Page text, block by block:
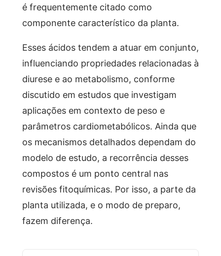
é frequentemente citado como
componente característico da planta.
Esses ácidos tendem a atuar em conjunto,
influenciando propriedades relacionadas à
diurese e ao metabolismo, conforme
discutido em estudos que investigam
aplicações em contexto de peso e
parâmetros cardiometabólicos. Ainda que
os mecanismos detalhados dependam do
modelo de estudo, a recorrência desses
compostos é um ponto central nas
revisões fitoquímicas. Por isso, a parte da
planta utilizada, e o modo de preparo,
fazem diferença.